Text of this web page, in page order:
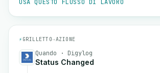
USA QUESTO FLUSSO DI LAVORO
⚡ GRILLETTO→AZIONE
Quando · Digylog
Status Changed